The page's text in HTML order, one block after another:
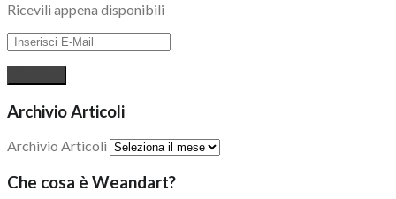
Ricevili appena disponibili
Archivio Articoli
Archivio Articoli
Che cosa è Weandart?